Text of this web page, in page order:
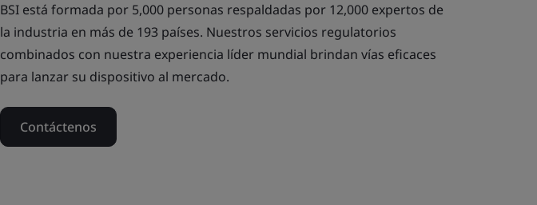
BSI está formada por 5,000 personas respaldadas por 12,000 expertos de
la industria en más de 193 países. Nuestros servicios regulatorios
combinados con nuestra experiencia líder mundial brindan vías eficaces
para lanzar su dispositivo al mercado.
Contáctenos